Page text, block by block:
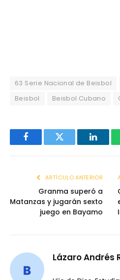
63 Serie Nacional de Beisbol
Beisbol
Beisbol Cubano
FacebookTwitter
ARTÍCULO ANTERIOR
Granma superó a
Matanzas y jugarán sexto
juego en Bayamo
Lázaro Andrés